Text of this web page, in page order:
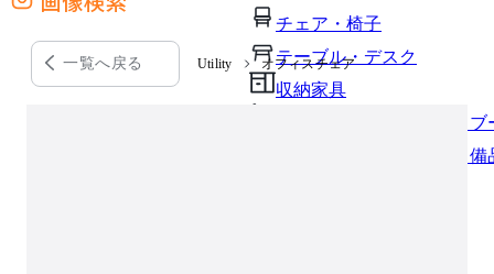
チェア・椅子
テーブル・デスク
収納家具
パーソナルブース・集中ブ
オフィスアクセサリー・備
外部サイトの商品をカートに追加
他のサイトで見つけた商品ページのURLを貼り付けて、カートに追加できます
一覧へ戻る Utility オフィスチェア